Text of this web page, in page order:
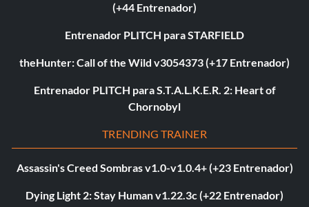
(+44 Entrenador)
Entrenador PLITCH para STARFIELD
theHunter: Call of the Wild v3054373 (+17 Entrenador)
Entrenador PLITCH para S.T.A.L.K.E.R. 2: Heart of
Chornobyl
TRENDING TRAINER
Assassin's Creed Sombras v1.0-v1.0.4+ (+23 Entrenador)
Dying Light 2: Stay Human v1.22.3c (+22 Entrenador)